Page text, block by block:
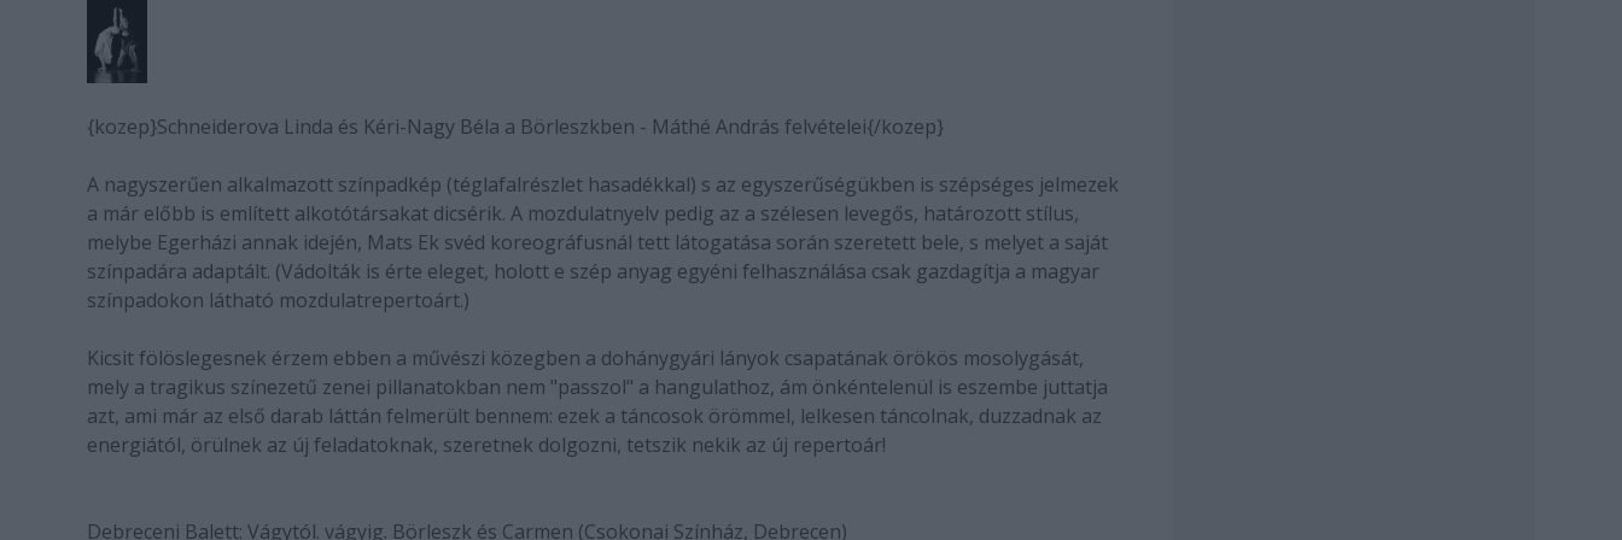
{kozep}Schneiderova Linda és Kéri-Nagy Béla a Börleszkben - Máthé András felvételei{/kozep}
A nagyszerűen alkalmazott színpadkép (téglafalrészlet hasadékkal) s az egyszerűségükben is szépséges jelmezek
a már előbb is említett alkotótársakat dicsérik. A mozdulatnyelv pedig az a szélesen levegős, határozott stílus,
melybe Egerházi annak idején, Mats Ek svéd koreográfusnál tett látogatása során szeretett bele, s melyet a saját
színpadára adaptált. (Vádolták is érte eleget, holott e szép anyag egyéni felhasználása csak gazdagítja a magyar
színpadokon látható mozdulatrepertoárt.)
Kicsit fölöslegesnek érzem ebben a művészi közegben a dohánygyári lányok csapatának örökös mosolygását,
mely a tragikus színezetű zenei pillanatokban nem "passzol" a hangulathoz, ám önkéntelenül is eszembe juttatja
azt, ami már az első darab láttán felmerült bennem: ezek a táncosok örömmel, lelkesen táncolnak, duzzadnak az
energiától, örülnek az új feladatoknak, szeretnek dolgozni, tetszik nekik az új repertoár!
Debreceni Balett: Vágytól. vágyig. Börleszk és Carmen (Csokonai Színház, Debrecen)